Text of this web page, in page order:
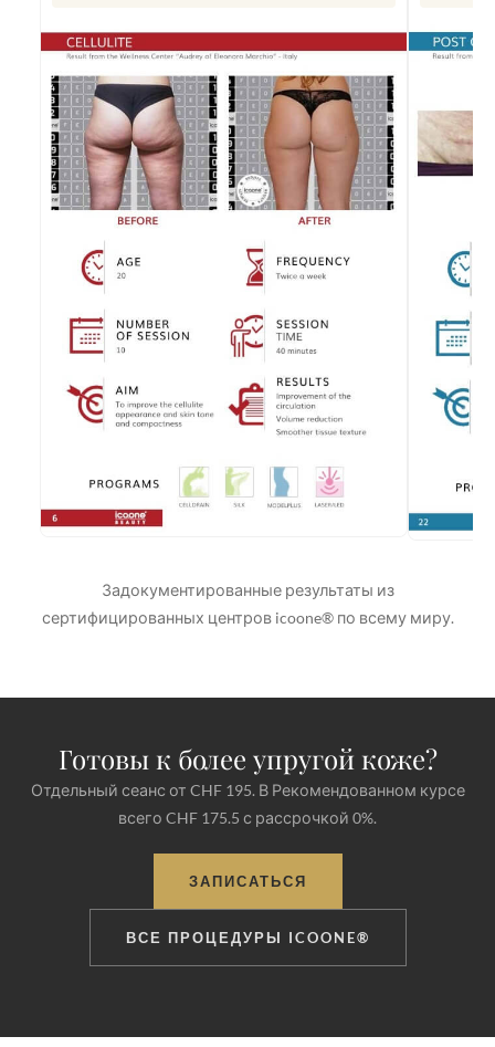
Задокументированные результаты из
сертифицированных центров icoone® по всему миру.
Готовы к более упругой коже?
Отдельный сеанс от CHF 195. В Рекомендованном курсе
всего CHF 175.5 с рассрочкой 0%.
ЗАПИСАТЬСЯ
ВСЕ ПРОЦЕДУРЫ ICOONE®